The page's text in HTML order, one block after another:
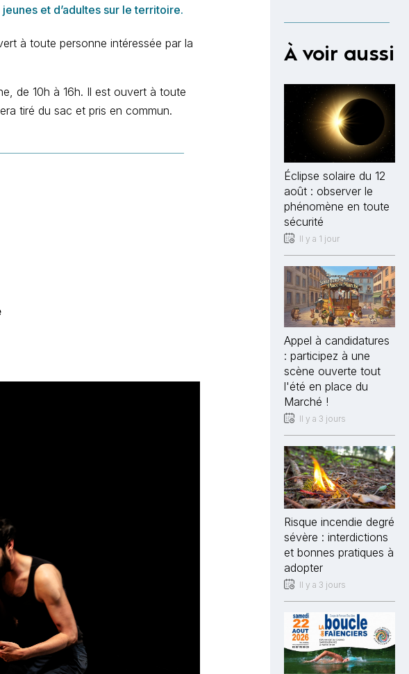
et d’adultes sur le territoire.
à toute personne intéressée par la
de 10h à 16h. Il est ouvert à toute
tiré du sac et pris en commun.
À voir aussi
Éclipse solaire du 12
août : observer le
phénomène en toute
sécurité
Il y a 1 jour
Appel à candidatures
: participez à une
scène ouverte tout
l'été en place du
Marché !
Il y a 3 jours
Risque incendie degré
sévère : interdictions
et bonnes pratiques à
adopter
Il y a 3 jours